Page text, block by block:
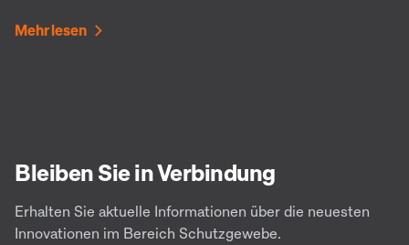
Mehr lesen
Bleiben Sie in Verbindung
Erhalten Sie aktuelle Informationen über die neuesten
Innovationen im Bereich Schutzgewebe.